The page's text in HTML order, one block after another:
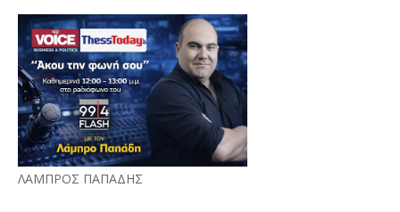
ΛΑΜΠΡΟΣ ΠΑΠΑΔΗΣ